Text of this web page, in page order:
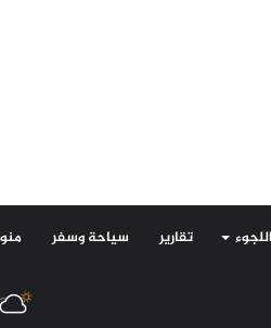
تقارير سياحة وسفر